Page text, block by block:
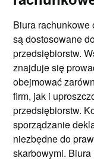
Biura rachunkowe
są dostosowane
przedsiębiorstw.
znajduje się
obejmować
firm, jak i
przedsiębiorstw.
sporządzanie
niezbędne do
skarbowymi.